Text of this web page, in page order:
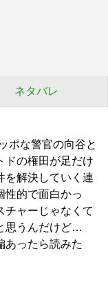
ネタバレ
ポな警官の向谷と
ドの権田が足だけ
を解決していく連
性的で面白かっ
チャーじゃなくて
思うんだけど…
あったら読みた